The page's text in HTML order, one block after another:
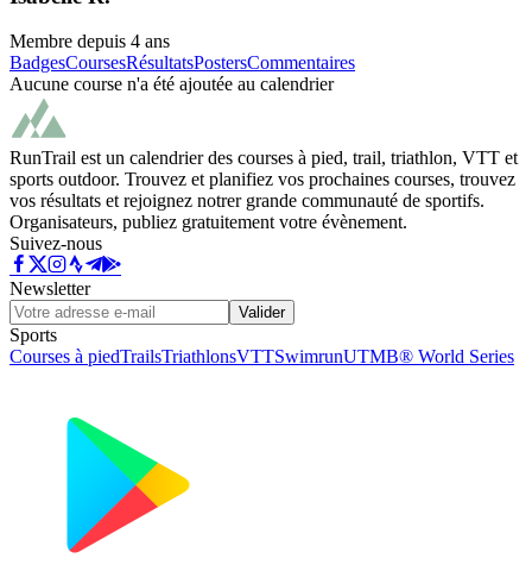
Membre depuis 4 ans
BadgesCoursesRésultatsPostersCommentaires
Aucune course n'a été ajoutée au calendrier
RunTrail est un calendrier des courses à pied, trail, triathlon, VTT et
sports outdoor. Trouvez et planifiez vos prochaines courses, trouvez
vos résultats et rejoignez notrer grande communauté de sportifs.
Organisateurs, publiez gratuitement votre évènement.
Suivez-nous
Newsletter
Valider
Sports
Courses à piedTrailsTriathlonsVTTSwimrunUTMB® World Series